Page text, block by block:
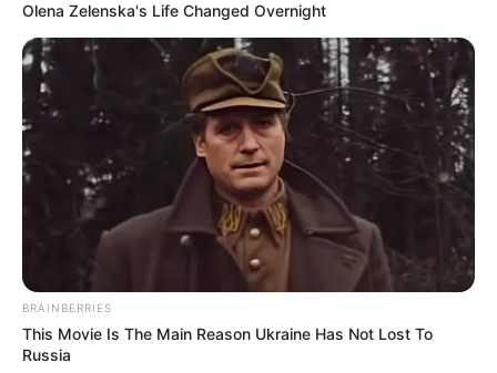
Olena Zelenska's Life Changed Overnight
BRAINBERRIES
This Movie Is The Main Reason Ukraine Has Not Lost To
Russia